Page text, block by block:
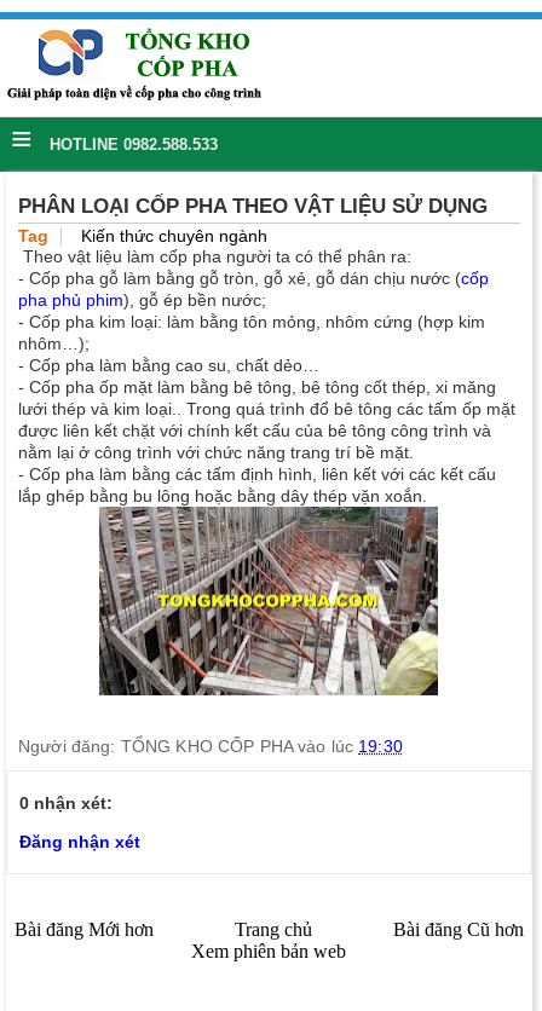
≡ HOTLINE 0982.588.533
PHÂN LOẠI CỐP PHA THEO VẬT LIỆU SỬ DỤNG
Tag
Kiến thức chuyên ngành
Theo vật liệu làm cốp pha người ta có thể phân ra:
- Cốp pha gỗ làm bằng gỗ tròn, gỗ xẻ, gỗ dán chịu nước (cốp
pha phủ phim) , gỗ ép bền nước;
- Cốp pha kim loại: làm bằng tôn mỏng, nhôm cứng (hợp kim
nhôm…);
- Cốp pha làm bằng cao su, chất dẻo…
- Cốp pha ốp mặt làm bằng bê tông, bê tông cốt thép, xi măng
lưới thép và kim loại.. Trong quá trình đổ bê tông các tấm ốp mặt
được liên kết chặt với chính kết cấu của bê tông công trình và
nằm lại ở công trình với chức năng trang trí bề mặt.
- Cốp pha làm bằng các tấm định hình, liên kết với các kết cấu
lắp ghép bằng bu lông hoặc bằng dây thép vặn xoắn.
Người đăng: TỔNG KHO CỐP PHA vào lúc 19:30
0 nhận xét:
Đăng nhận xét
Bài đăng Mới hơn Bài đăng Cũ hơn
Trang chủ
Xem phiên bản web